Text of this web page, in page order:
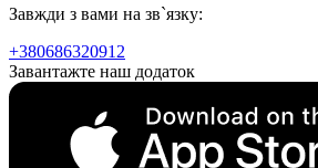
Завжди з вами на зв`язку:
+380686320912
Завантажте наш додаток